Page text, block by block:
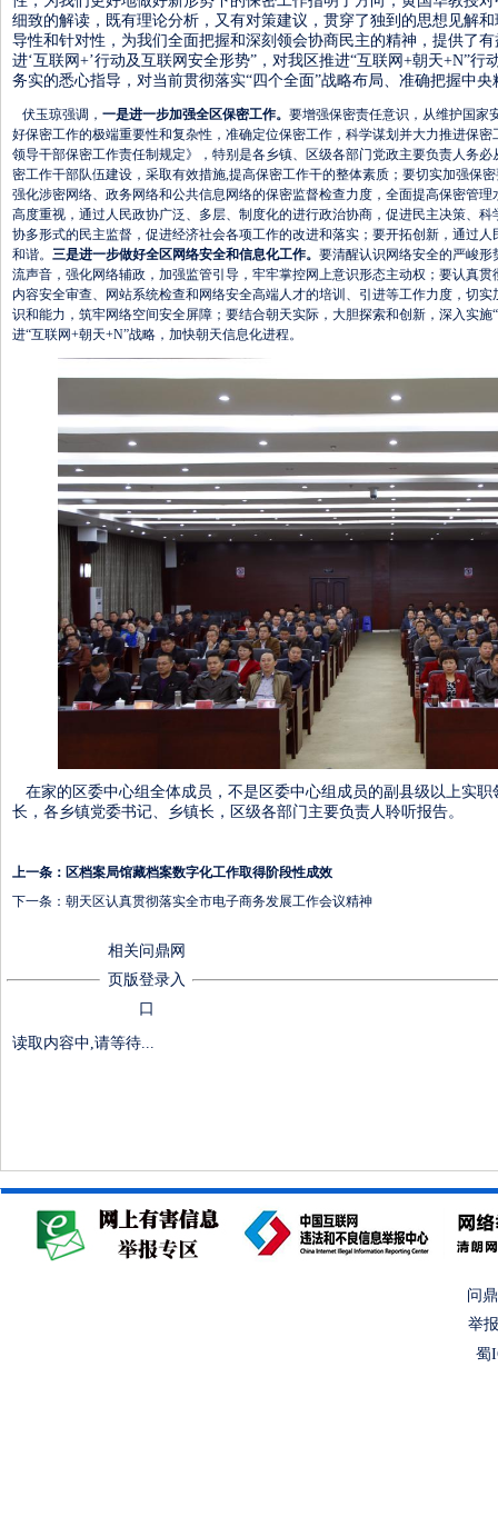
细致的解读，既有理论分析，又有对策建议，贯穿了独到的思想见解
导性和针对性，为我们全面把握和深刻领会协商民主的精神，提供了
进‘互联网+’行动及互联网安全形势”，对我区推进“互联网+朝天+N”
务实的悉心指导，对当前贯彻落实“四个全面”战略布局、准确把握中
伏玉琼强调， 一是进一步加强全区保密工作。 要增强保密责任意识，从维护国家
好保密工作的极端重要性和复杂性，准确定位保密工作，科学谋划并大力推进保
领导干部保密工作责任制规定》，特别是各乡镇、区级各部门党政主要负责人务
密工作干部队伍建设，采取有效措施,提高保密工作干的整体素质；要切实加强保
强化涉密网络、政务网络和公共信息网络的保密监督检查力度，全面提高保密管理
高度重视，通过人民政协广泛、多层、制度化的进行政治协商，促进民主决策、
协多形式的民主监督，促进经济社会各项工作的改进和落实；要开拓创新，通过
和谐。 三是进一步做好全区网络安全和信息化工作。 要清醒认识网络安全的严峻
流声音，强化网络辅政，加强监管引导，牢牢掌控网上意识形态主动权；要认真
内容安全审查、网站系统检查和网络安全高端人才的培训、引进等工作力度，切
识和能力，筑牢网络空间安全屏障；要结合朝天实际，大胆探索和创新，深入实施
进“互联网+朝天+N”战略，加快朝天信息化进程。
在家的区委中心组全体成员，不是区委中心组成员的副县级以上实
长，各乡镇党委书记、乡镇长，区级各部门主要负责人聆听报告。
上一条： 区档案局馆藏档案数字化工作取得阶段性成效
下一条： 朝天区认真贯彻落实全市电子商务发展工作会议精神
相关问鼎网
页版登录入
口
读取内容中,请等待...
问
举
蜀